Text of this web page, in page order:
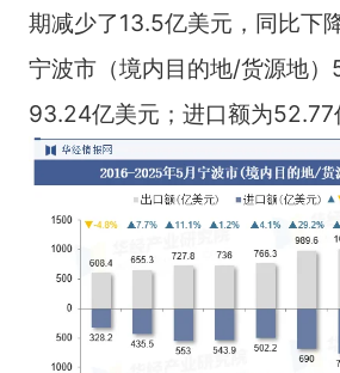
期减少了13.5亿美元，同比下
宁波市（境内目的地/货源地）
93.24亿美元；进口额为52.77